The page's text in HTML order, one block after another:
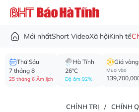
Mới nhấtShort VideoXã hộiKinh tế
Thứ Sáu
7 tháng 8
25 tháng 6 Âm lịch
Hà Tĩnh
26°C
Độ ẩm 92%
Giá vàng
Mua vào
CHÍNH TRỊ CHÍNH